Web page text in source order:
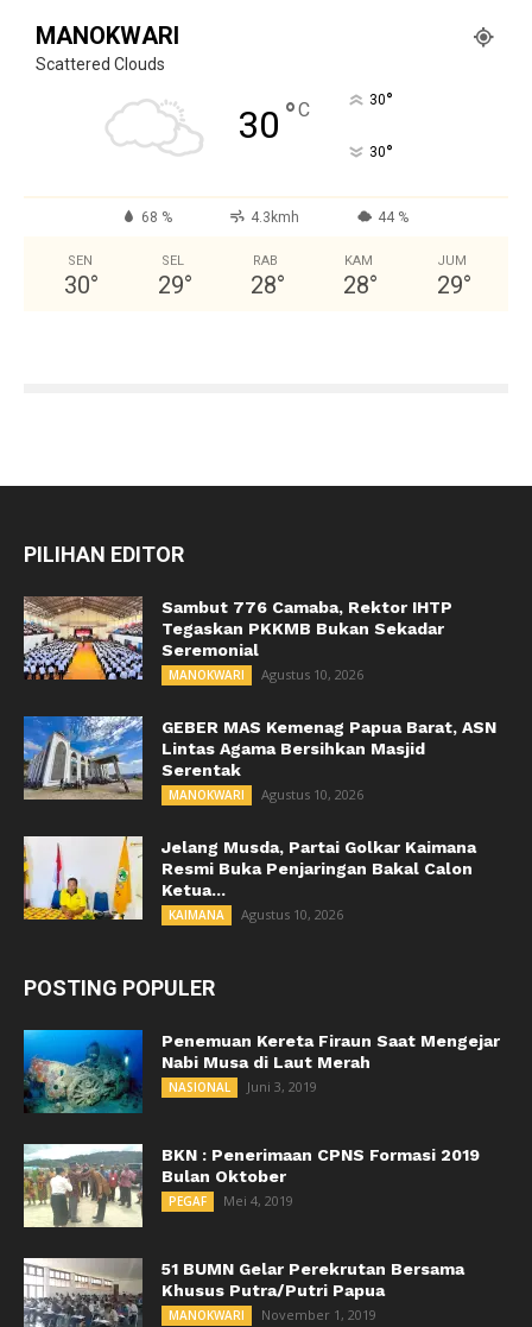
MANOKWARI
Scattered Clouds
30 °C 30°
30°
68 % 4.3kmh 44 %
SEN
30°
SEL
29°
RAB
28°
KAM
28°
JUM
29°
PILIHAN EDITOR
Sambut 776 Camaba, Rektor IHTP
Tegaskan PKKMB Bukan Sekadar
Seremonial
MANOKWARI Agustus 10, 2026
GEBER MAS Kemenag Papua Barat, ASN
Lintas Agama Bersihkan Masjid
Serentak
MANOKWARI Agustus 10, 2026
Jelang Musda, Partai Golkar Kaimana
Resmi Buka Penjaringan Bakal Calon
Ketua...
KAIMANA Agustus 10, 2026
POSTING POPULER
Penemuan Kereta Firaun Saat Mengejar
Nabi Musa di Laut Merah
NASIONAL Juni 3, 2019
BKN : Penerimaan CPNS Formasi 2019
Bulan Oktober
PEGAF Mei 4, 2019
51 BUMN Gelar Perekrutan Bersama
Khusus Putra/Putri Papua
MANOKWARI November 1, 2019